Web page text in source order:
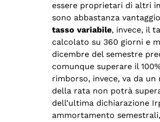
essere proprietari di altri
sono abbastanza
tasso variabile, invece, il
calcolato su 360 giorni e
dicembre del semestre
comunque superare il
rimborso, invece, va da un
della rata non potrà
dell’ultima dichiarazione
ammortamento